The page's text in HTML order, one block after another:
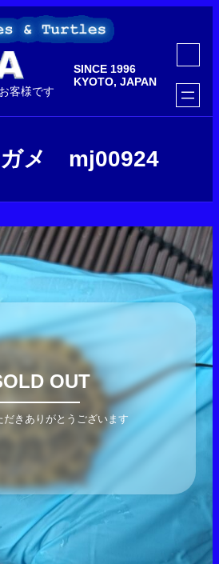
客様です
SINCE 1996
KYOTO, JAPAN
ア
コ
ン
リ
ン
ク
ガメ mj00924
OUT
だきありがとうございます